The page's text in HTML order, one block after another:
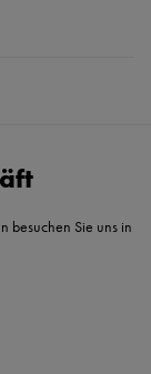
besuchen Sie uns in